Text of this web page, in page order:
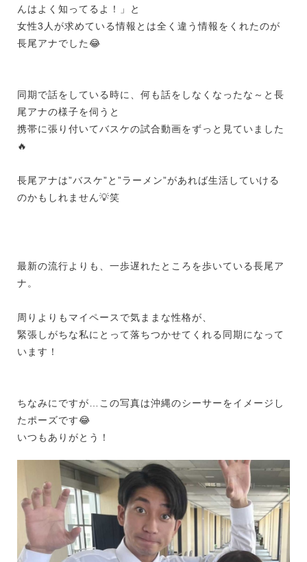
んはよく知ってるよ！」と
女性3人が求めている情報とは全く違う情報をくれたのが
長尾アナでした😂
同期で話をしている時に、何も話をしなくなったな～と長
尾アナの様子を伺うと
携帯に張り付いてバスケの試合動画をずっと見ていました
🔥
長尾アナは”バスケ”と”ラーメン”があれば生活していける
のかもしれません💡笑
最新の流行よりも、一歩遅れたところを歩いている長尾ア
ナ。
周りよりもマイペースで気ままな性格が、
緊張しがちな私にとって落ちつかせてくれる同期になって
います！
ちなみにですが…この写真は沖縄のシーサーをイメージし
たポーズです😂
いつもありがとう！